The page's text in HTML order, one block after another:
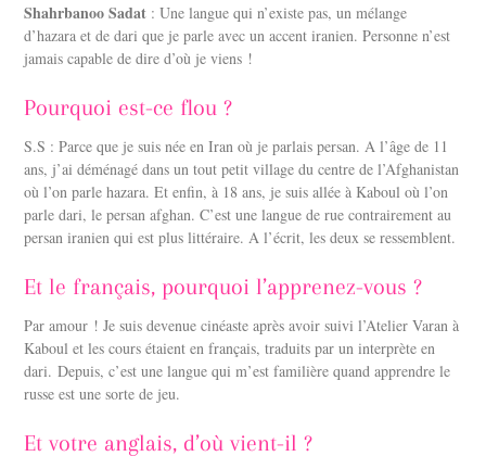
Shahrbanoo Sadat : Une langue qui n’existe pas, un mélange
d’hazara et de dari que je parle avec un accent iranien. Personne n’est
jamais capable de dire d’où je viens !
Pourquoi est-ce flou ?
S.S : Parce que je suis née en Iran où je parlais persan. A l’âge de 11
ans, j’ai déménagé dans un tout petit village du centre de l’Afghanistan
où l’on parle hazara. Et enfin, à 18 ans, je suis allée à Kaboul où l’on
parle dari, le persan afghan. C’est une langue de rue contrairement au
persan iranien qui est plus littéraire. A l’écrit, les deux se ressemblent.
Et le français, pourquoi l’apprenez-vous ?
Par amour ! Je suis devenue cinéaste après avoir suivi l’Atelier Varan à
Kaboul et les cours étaient en français, traduits par un interprète en
dari. Depuis, c’est une langue qui m’est familière quand apprendre le
russe est une sorte de jeu.
Et votre anglais, d’où vient-il ?